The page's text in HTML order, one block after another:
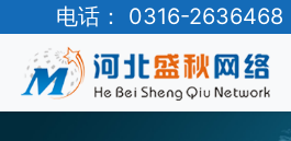
电话： 0316-